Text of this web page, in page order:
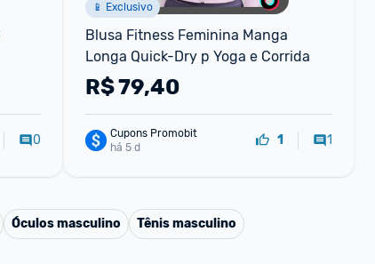
0
📱 Exclusivo
Blusa Fitness Feminina Manga
Longa Quick-Dry p Yoga e Corrida
R$79,40
Cupons Promobit
há 5 d
1 1
Óculos masculino Tênis masculino